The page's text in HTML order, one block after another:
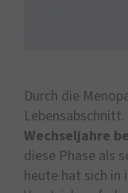
Durch die
Lebensabschnitt.
Wechseljahre
diese Phase als
heute hat sich in